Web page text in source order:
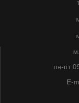
м.
пн-пт
E-